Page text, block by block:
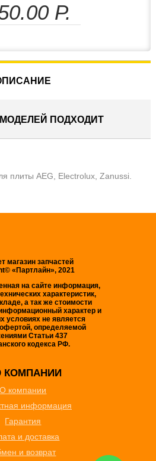
Р.
ПОДХОДИТ
плиты AEG, Electrolux, Zanussi.
магазин запчастей
«Партлайн», 2021
на сайте информация,
характеристик,
а так же стоимости
характер и
условиях не является
определяемой
Статьи 437
кодекса РФ.
О компании
информация
Гарантия
и доставка
и возврат